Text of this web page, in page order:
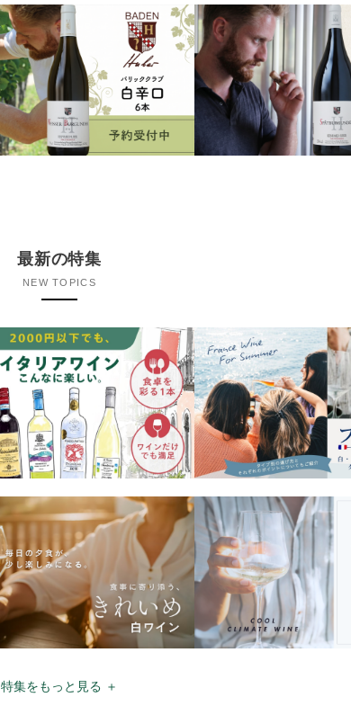
最新の特集
NEW TOPICS
特集をもっと見る ＋